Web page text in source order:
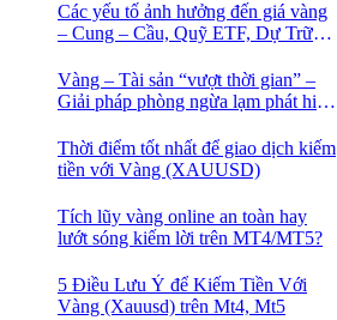
Các yếu tố ảnh hưởng đến giá vàng
– Cung – Cầu, Quỹ ETF, Dự Trữ
Vàng – Tài sản “vượt thời gian” –
Giải pháp phòng ngừa lạm phát hiệu
Thời điểm tốt nhất để giao dịch kiếm
tiền với Vàng (XAUUSD)
Tích lũy vàng online an toàn hay
lướt sóng kiếm lời trên MT4/MT5?
5 Điều Lưu Ý để Kiếm Tiền Với
Vàng (Xauusd) trên Mt4, Mt5